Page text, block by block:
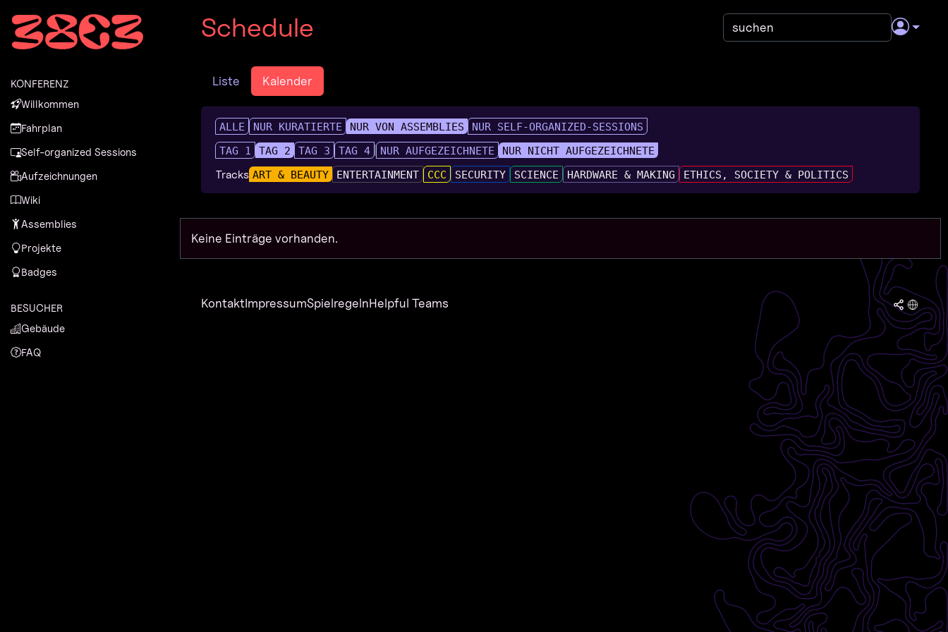
Zum Inhalt
Zum Footer
KONFERENZ
Willkommen
Fahrplan
Self-organized Sessions
Aufzeichnungen
Wiki
Assemblies
Projekte
Badges
BESUCHER
Gebäude
FAQ
Schedule
Liste Kalender
ALLE NUR KURATIERTE NUR VON ASSEMBLIES
NUR SELF-ORGANIZED-SESSIONS
TAG 1
TAG 2 TAG 3 TAG 4 NUR AUFGEZEICHNETE NUR NICHT AUFGEZEICHNETE
Tracks ART & BEAUTY ENTERTAINMENT CCC SECURITY SCIENCE HARDWARE & MAKING ETHICS, SOCIETY & POLITICS
Keine Einträge vorhanden.
KontaktImpressumSpielregelnHelpful Teams